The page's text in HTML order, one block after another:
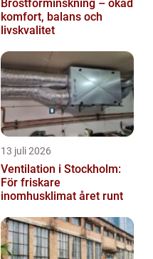
Bröstförminskning – ökad
komfort, balans och
livskvalitet
13 juli 2026
Ventilation i Stockholm:
För friskare
inomhusklimat året runt